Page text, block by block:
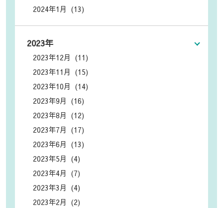
2024年1月 (13)
2023年
2023年12月 (11)
2023年11月 (15)
2023年10月 (14)
2023年9月 (16)
2023年8月 (12)
2023年7月 (17)
2023年6月 (13)
2023年5月 (4)
2023年4月 (7)
2023年3月 (4)
2023年2月 (2)